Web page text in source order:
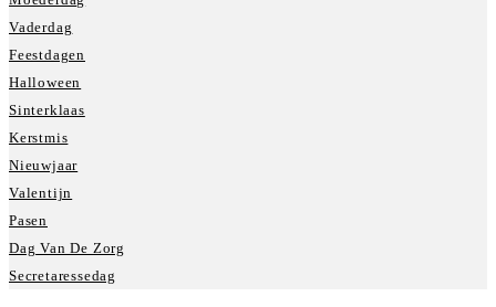
Vaderdag
Feestdagen
Halloween
Sinterklaas
Kerstmis
Nieuwjaar
Valentijn
Pasen
Dag Van De Zorg
Secretaressedag